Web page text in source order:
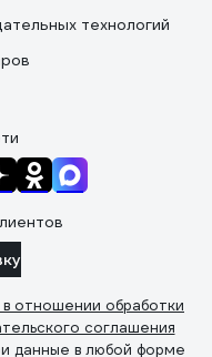
технологий
отношении обработки
соглашения
данные в любой форме